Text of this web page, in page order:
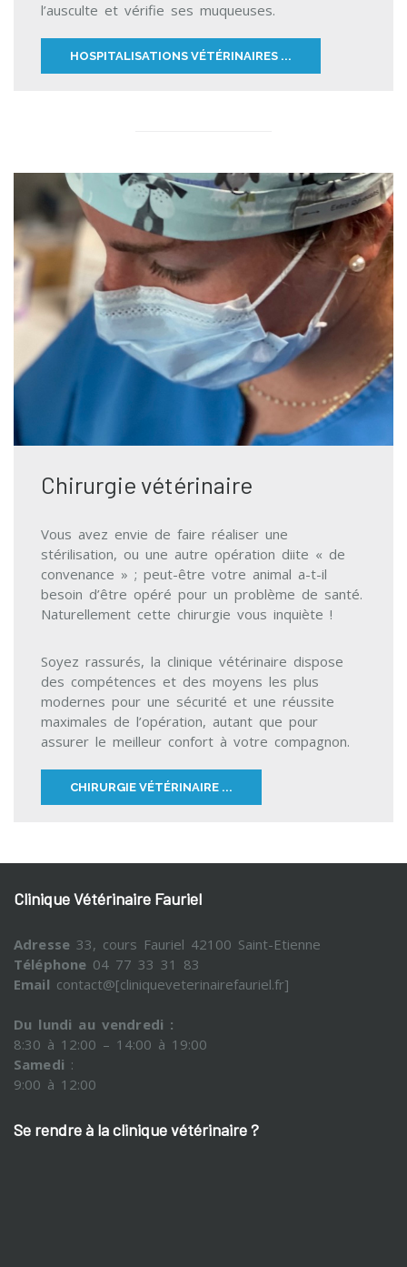
l’ausculte et vérifie ses muqueuses.
HOSPITALISATIONS VÉTÉRINAIRES ...
Chirurgie vétérinaire
Vous avez envie de faire réaliser une
stérilisation, ou une autre opération diite « de
convenance » ; peut-être votre animal a-t-il
besoin d’être opéré pour un problème de santé.
Naturellement cette chirurgie vous inquiète !
Soyez rassurés, la clinique vétérinaire dispose
des compétences et des moyens les plus
modernes pour une sécurité et une réussite
maximales de l’opération, autant que pour
assurer le meilleur confort à votre compagnon.
CHIRURGIE VÉTÉRINAIRE ...
Clinique Vétérinaire Fauriel
Adresse 33, cours Fauriel 42100 Saint-Etienne
Téléphone 04 77 33 31 83
Email contact@[cliniqueveterinairefauriel.fr]
Du lundi au vendredi :
8:30 à 12:00 – 14:00 à 19:00
Samedi :
9:00 à 12:00
Se rendre à la clinique vétérinaire ?